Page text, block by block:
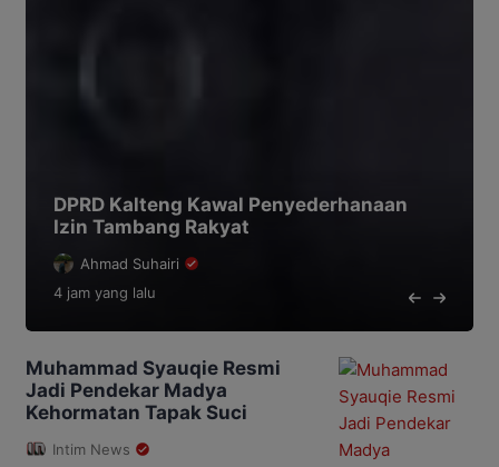
DPRD Kalteng Kawal Penyederhanaan
Izin Tambang Rakyat
Ahmad Suhairi
4 jam yang lalu
Muhammad Syauqie Resmi
Jadi Pendekar Madya
Kehormatan Tapak Suci
Intim News